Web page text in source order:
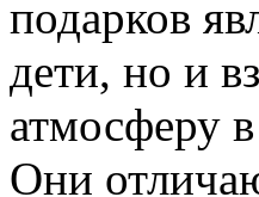
подарков
дети, но и
атмосферу
Они